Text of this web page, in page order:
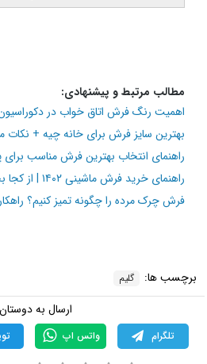
استفاده از هنر اصیل در دل
را در خانه خودتان استفاده
لذت ببرید.
شما چه مدل گلیم فرشی را برای خانه
ما بنویسید.
اهمیت رنگ فرش اتاق خواب در دکوراسیون
بهترین سایز فرش برای خانه چیه +‌ نکات
راهنمای انتخاب بهترین فرش مناسب
راهنمای خرید فرش ماشینی ۱۴۰۲ | از کجا بخریم؟